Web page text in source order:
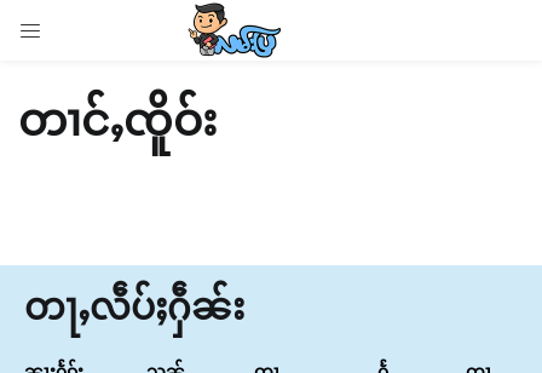
တၢင်ႇၸိူဝ်း
တႃႇလဵပ်ႈႁဵၼ်း
Enter your username and password to login.
Remember me